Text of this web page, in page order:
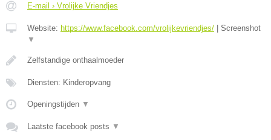
E-mail › Vrolijke Vriendjes
Website: https://www.facebook.com/vrolijkevriendjes/
Screenshot
▼
Zelfstandige onthaalmoeder
Diensten: Kinderopvang
Openingstijden ▼
Laatste facebook posts ▼